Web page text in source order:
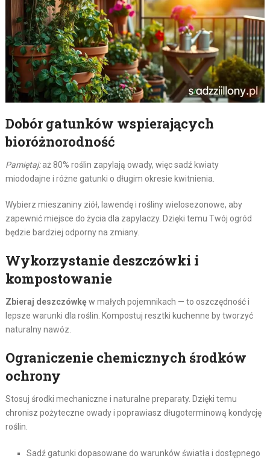
Dobór gatunków wspierających
bioróżnorodność
Pamiętaj:aż 80% roślin zapylają owady, więc sadź kwiaty
miododajne i różne gatunki o długim okresie kwitnienia.
Wybierz mieszaniny ziół, lawendę i rośliny wielosezonowe, aby
zapewnić miejsce do życia dla zapylaczy. Dzięki temu Twój ogród
będzie bardziej odporny na zmiany.
Wykorzystanie deszczówki i
kompostowanie
Zbieraj deszczówkęw małych pojemnikach — to oszczędność i
lepsze warunki dla roślin. Kompostuj resztki kuchenne by tworzyć
naturalny nawóz.
Ograniczenie chemicznych środków
ochrony
Stosuj środki mechaniczne i naturalne preparaty. Dzięki temu
chronisz pożyteczne owady i poprawiasz długoterminową kondycję
roślin.
Sadź gatunki dopasowane do warunków światła i dostępnego